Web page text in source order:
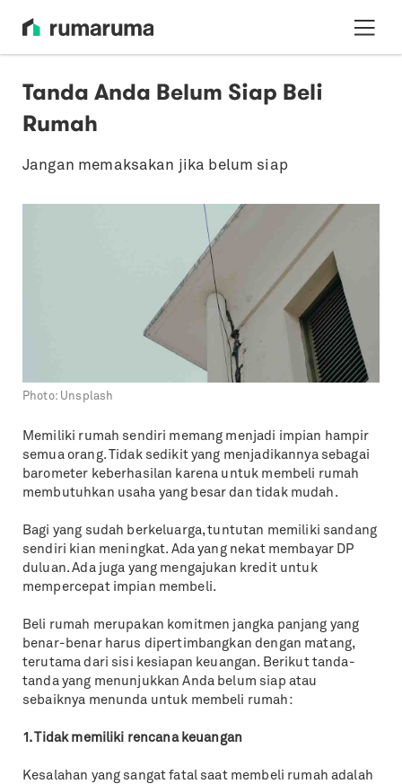
Tanda Anda Belum Siap Beli
Rumah
Jangan memaksakan jika belum siap
Photo: Unsplash
Memiliki rumah sendiri memang menjadi impian hampir
semua orang. Tidak sedikit yang menjadikannya sebagai
barometer keberhasilan karena untuk membeli rumah
membutuhkan usaha yang besar dan tidak mudah.
Bagi yang sudah berkeluarga, tuntutan memiliki sandang
sendiri kian meningkat. Ada yang nekat membayar DP
duluan. Ada juga yang mengajukan kredit untuk
mempercepat impian membeli.
Beli rumah merupakan komitmen jangka panjang yang
benar-benar harus dipertimbangkan dengan matang,
terutama dari sisi kesiapan keuangan. Berikut tanda-
tanda yang menunjukkan Anda belum siap atau
sebaiknya menunda untuk membeli rumah:
1. Tidak memiliki rencana keuangan
Kesalahan yang sangat fatal saat membeli rumah adalah